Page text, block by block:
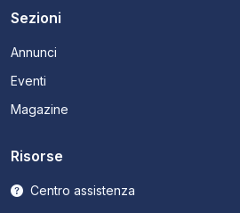
Sezioni
Annunci
Eventi
Magazine
Risorse
Centro assistenza